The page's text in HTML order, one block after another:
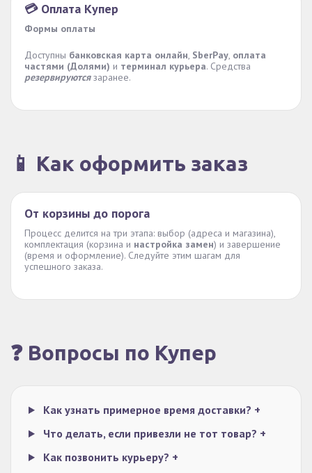
💳 Оплата Купер
Формы оплаты
Доступны банковская карта онлайн, SberPay, оплата
частями (Долями) и терминал курьера. Средства
резервируютсязаранее.
📱 Как оформить заказ
От корзины до порога
Процесс делится на три этапа: выбор (адреса и магазина),
комплектация (корзина и настройка замен) и завершение
(время и оформление). Следуйте этим шагам для
успешного заказа.
❓ Вопросы по Купер
Как узнать примерное время доставки? +
Что делать, если привезли не тот товар? +
Как позвонить курьеру? +